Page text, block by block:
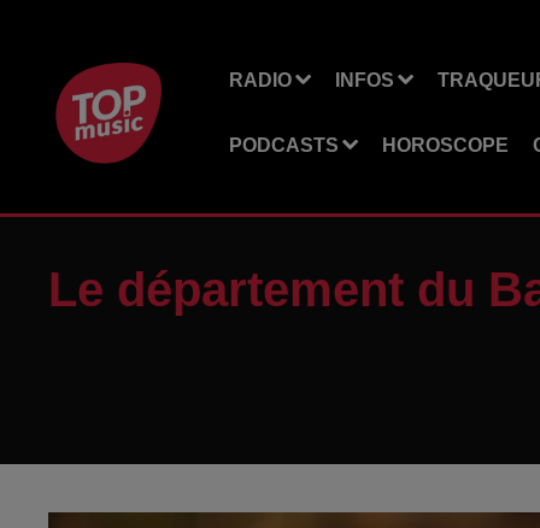
RADIO INFOS
PODCASTS HOROSCOPE
Le département du